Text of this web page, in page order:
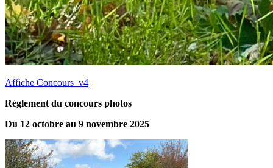
Affiche Concours_v4
Règlement du concours photos
Du 12 octobre au 9 novembre 2025